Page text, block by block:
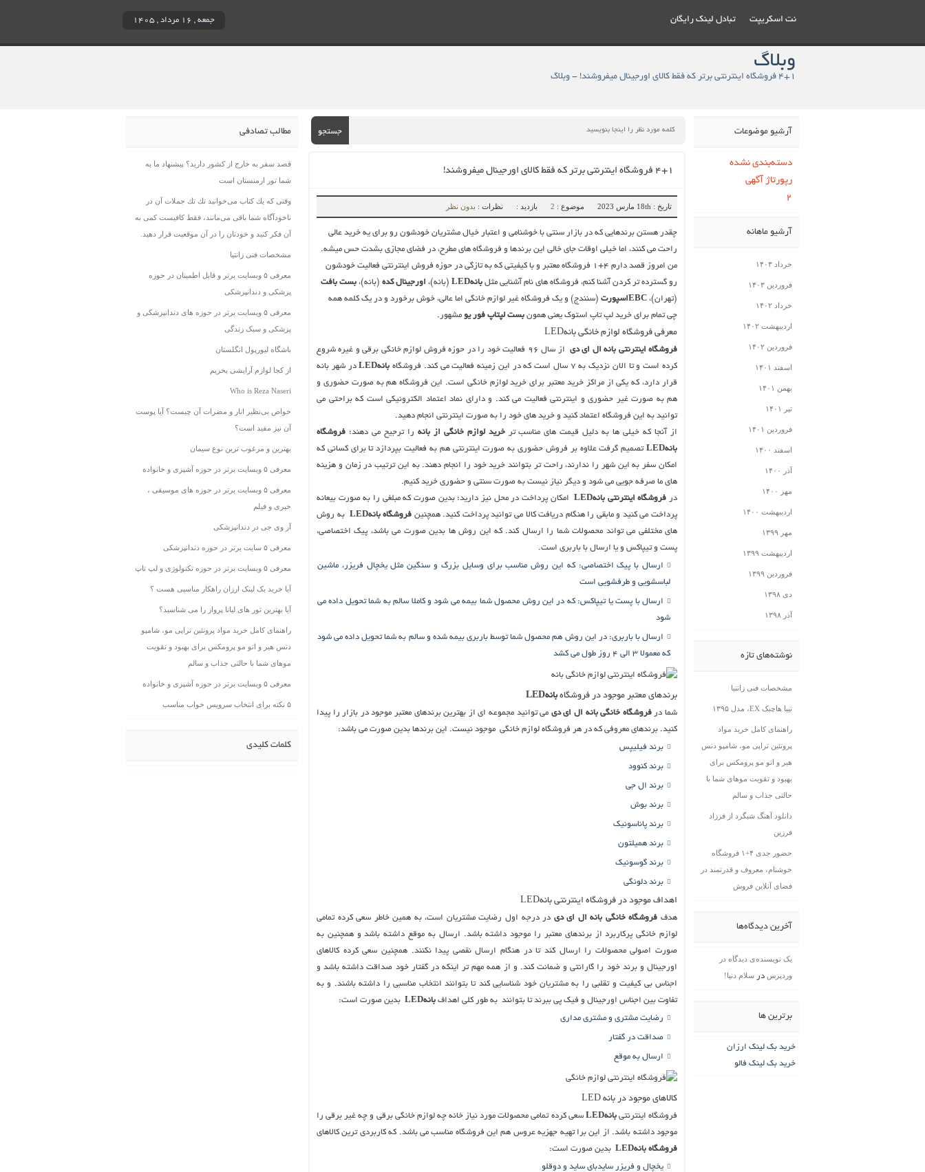
جمعه , ۱۶ مرداد , ۱۴۰۵ نت اسکریپت تبادل لینک رایگان
وبلاگ
۴+۱ فروشگاه اینترنتی برتر که فقط کالای اورجینال میفروشند! - وبلاگ
جستجو
۴+۱ فروشگاه اینترنتی برتر که فقط کالای اورجینال میفروشند!
تاریخ : 18th مارس 2023 موضوع : 2 بازدید : نظرات : بدون نظر
چقدر هستن برندهایی که در بازار سنتی با خوشنامی و اعتبار خیال مشتریان خودشون رو برای یه خرید عالی
راحت می کنند، اما خیلی اوقات جای خالی این برندها و فروشگاه های مطرح، در فضای مجازی بشدت حس میشه.
من امروز قصد دارم ۴+۱ فروشگاه معتبر و با کیفیتی که به تازگی در حوزه فروش اینترنتی فعالیت خودشون
رو گسترده تر کردن آشنا کنم، فروشگاه های نام آشنایی مثل بانهLED (بانه)، اورجینال کده (بانه)، بست بافت
(تهران)، EBCاسپورت
(سنندج) و یک فروشگاه غیر لوازم خانگی اما عالی، خوش برخورد و در یک کلمه همه
چی تمام برای خرید لپ تاپ استوک یعنی همون بست لپتاپ فور یو مشهور.
معرفی فروشگاه لوازم خانگی بانهLED
فروشگاه اینترنتی بانه ال ای دی
از سال ۹۶ فعالیت خود را در حوزه فروش لوازم خانگی برقی و غیره شروع
کرده است و تا الان نزدیک به ۷ سال است که در این زمینه فعالیت می کند. فروشگاه
بانهLED
در شهر بانه
قرار دارد، که یکی از مراکز خرید معتبر برای خرید لوازم خانگی است. این فروشگاه هم به صورت حضوری و
هم به صورت غیر حضوری و اینترنتی فعالیت می کند. و دارای نماد اعتماد الکترونیکی است که براحتی می
توانید به این فروشگاه اعتماد کنید و خرید های خود را به صورت اینترنتی انجام دهید.
از آنجا که خیلی ها به دلیل قیمت های مناسب ترخرید لوازم خانگی از بانه را ترجیح می دهند؛ فروشگاه
بانهLED
تصمیم گرفت علاوه بر فروش حضوری به صورت اینترنتی هم به فعالیت بپردازد تا برای کسانی که
امکان سفر به این شهر را ندارند، راحت تر بتوانند خرید خود را انجام دهند. به این ترتیب در زمان و هزینه
های ما صرفه جویی می شود و دیگر نیاز نیست به صورت سنتی و حضوری خرید کنیم.
در فروشگاه اینترنتی بانهLED
امکان پرداخت در محل نیز دارید؛ بدین صورت که مبلغی را به صورت بیعانه
پرداخت می کنید و مابقی را هنگام دریافت کالا می توانید پرداخت کنید. همچنین فروشگاه بانهLED
به روش
های مختلفی می تواند محصولات شما را ارسال کند. که این روش ها بدین صورت می باشد، پیک اختصاصی،
پست و تیپاکس و یا ارسال با باربری است.
ارسال با پیک اختصاصی: که این روش مناسب برای وسایل بزرگ و سنگین مثل یخچال فریزر، ماشین
لباسشویی و طرفشویی است
ارسال با پست یا تیپاکس: که در این روش محصول شما بیمه می شود و کاملا سالم به شما تحویل داده می
شود
ارسال با باربری: در این روش هم محصول شما توسط باربری بیمه شده و سالم به شما تحویل داده می شود
که معمولا ۳ الی ۴ روز طول می کشد
برندهای معتبر موجود در فروشگاهبانهLED
شما در فروشگاه خانگی بانه ال ای دی می توانید مجموعه ای از بهترین برندهای معتبر موجود در بازار را پیدا
کنید. برندهای معروفی که در هر فروشگاه لوازم خانگی موجود نیست. این برندها بدین صورت می باشد:
برند فیلیپس
برند کنوود
برند ال جی
برند بوش
برند پاناسونیک
برند همیلتون
برند گوسونیک
برند دلونگی
اهداف موجود در فروشگاه اینترنتی بانهLED
هدف فروشگاه خانگی بانه ال ای دی در درجه اول رضایت مشتریان است، به همین خاطر سعی کرده تمامی
لوازم خانگی پرکاربرد از برندهای معتبر را موجود داشته باشد. ارسال به موقع داشته باشد و همچنین به
صورت اصولی محصولات را ارسال کند تا در هنگام ارسال نقصی پیدا نکنند. همچنین سعی کرده کالاهای
اورجینال و برند خود را گارانتی و ضمانت کند. و از همه مهم تر اینکه در گفتار خود صداقت داشته باشد و
اجناس بی کیفیت و تقلبی را به مشتریان خود شناسایی کند تا بتوانند انتخاب مناسبی را داشته باشند. و به
تفاوت بین اجناس اورجینال و فیک پی ببرند تا بتوانند به طور کلی اهداف بانهLED
بدین صورت است:
رضایت مشتری و مشتری مداری
صداقت در گفتار
ارسال به موقع
کالاهای موجود در بانه LED
فروشگاه اینترنتیبانهLED
سعی کرده تمامی محصولات مورد نیاز خانه چه لوازم خانگی برقی و چه غیر برقی را
موجود داشته باشد. از این برا تهیه جهزیه عروس هم این فروشگاه مناسب می باشد. که کاربردی ترین کالاهای
فروشگاه بانهLED
بدین صورت است:
یخچال و فریزر سایدبای ساید و دوقلو
آرشیو موضوعات
دسته‌بندی نشده
رپورتاژ آگهی
2
آرشیو ماهانه
خرداد ۱۴۰۳
فروردین ۱۴۰۳
خرداد ۱۴۰۲
اردیبهشت ۱۴۰۲
فروردین ۱۴۰۲
اسفند ۱۴۰۱
بهمن ۱۴۰۱
تیر ۱۴۰۱
فروردین ۱۴۰۱
اسفند ۱۴۰۰
آذر ۱۴۰۰
مهر ۱۴۰۰
اردیبهشت ۱۴۰۰
مهر ۱۳۹۹
اردیبهشت ۱۳۹۹
فروردین ۱۳۹۹
دی ۱۳۹۸
آذر ۱۳۹۸
نوشته‌های تازه
مشخصات فنی زانتیا
تیبا هاچبک EX، مدل ۱۳۹۵
راهنمای کامل خرید مواد
پروتئین تراپی مو، شامپو دنس
هیر و اتو مو پرومکس برای
بهبود و تقویت موهای شما با
حالتی جذاب و سالم
دانلود آهنگ شبگرد از فرزاد
فرزین
حضور جدی ۴+۱ فروشگاه
خوشنام، معروف و قدرتمند در
فضای آنلاین فروش
آخرین دیدگاه‌ها
یک نویسنده‌ی دیدگاه در
وردپرس در سلام دنیا!
برترین ها
خرید بک لینک ارزان
خرید بک لینک فالو
مطالب تصادفی
قصد سفر به خارج از کشور دارید؟ پیشنهاد ما به
شما تور ارمنستان است
وقتی كه یك كتاب می‌خوانید تك تك جملات آن در
ناخودآگاه شما باقی می‌مانند، فقط كافیست كمی به
آن فكر كنید و خودتان را در آن موقعیت قرار دهید.
مشخصات فنی زانتیا
معرفی ۵ وبسایت برتر و قابل اطمینان در حوزه
پزشکی و دندانپزشکی
معرفی ۵ وبسایت برتر در حوزه های دندانپزشکی و
پزشکی و سبک زندگی
باشگاه لیورپول انگلستان
از کجا لوازم آرایشی بخریم
Who is Reza Naseri
خواص بی‌نظیر انار و مضرات آن چیست؟ آیا پوست
آن نیز مفید است؟
بهترین و مرغوب ترین نوع سیمان
معرفی ۵ وبسایت برتر در حوزه آشپزی و خانواده
معرفی ۵ وبسایت برتر در حوزه های موسیقی ،
خبری و فیلم
آر وی جی در دندانپزشکی
معرفی ۵ سایت برتر در حوزه دندانپزشکی
معرفی ۵ وبسایت برتر در حوزه تکنولوژی و لپ تاپ
آیا خرید بک لینک ارزان راهکار مناسبی هست ؟
آیا بهترین تور های لیانا پرواز را می شناسید؟
راهنمای کامل خرید مواد پروتئین تراپی مو، شامپو
دنس هیر و اتو مو پرومکس برای بهبود و تقویت
موهای شما با حالتی جذاب و سالم
معرفی ۵ وبسایت برتر در حوزه آشپزی و خانواده
۵ نکته برای انتخاب سرویس خواب مناسب
کلمات کلیدی